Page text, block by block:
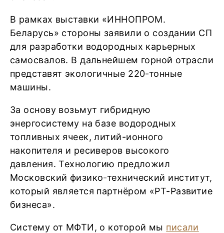
В рамках выставки «ИННОПРОМ.
Беларусь» стороны заявили о создании СП
для разработки водородных карьерных
самосвалов. В дальнейшем горной отрасли
представят экологичные 220-тонные
машины.
За основу возьмут гибридную
энергосистему на базе водородных
топливных ячеек, литий-ионного
накопителя и ресиверов высокого
давления. Технологию предложил
Московский физико-технический институт,
который является партнёром «РТ-Развитие
бизнеса».
Систему от МФТИ, о которой мы писали